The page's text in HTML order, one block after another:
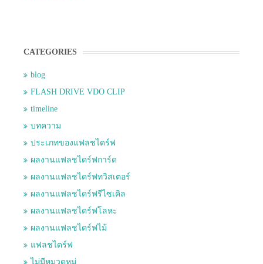
CATEGORIES
blog
FLASH DRIVE VDO CLIP
timeline
บทความ
ประเภทของแฟลชไดร์ฟ
ผลงานแฟลชไดร์ฟการ์ด
ผลงานแฟลชไดร์ฟทวิสเตอร์
ผลงานแฟลชไดร์ฟรีไซเคิล
ผลงานแฟลชไดร์ฟโลหะ
ผลงานแฟลชไดร์ฟไม้
แฟลชไดร์ฟ
ไม่มีหมวดหมู่